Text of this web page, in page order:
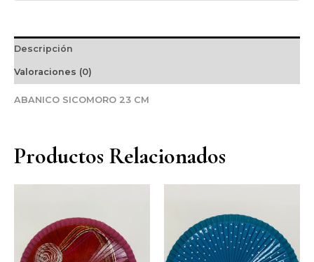
Descripción
Valoraciones (0)
ABANICO SICOMORO 23 CM
Productos Relacionados